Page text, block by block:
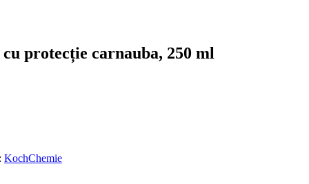
protecție carnauba, 250 ml
KochChemie